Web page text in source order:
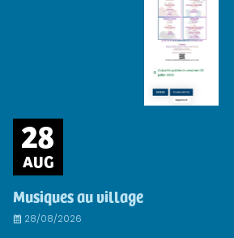
28
AUG
Musiques au village
28/08/2026